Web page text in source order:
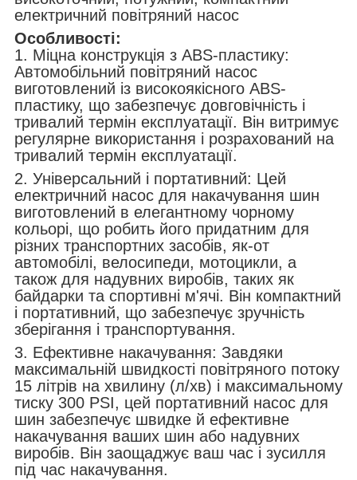
електричний повітряний насос
Особливості:
1. Міцна конструкція з ABS-пластику:
Автомобільний повітряний насос
виготовлений із високоякісного ABS-
пластику, що забезпечує довговічність і
тривалий термін експлуатації. Він витримує
регулярне використання і розрахований на
тривалий термін експлуатації.
2. Універсальний і портативний: Цей
електричний насос для накачування шин
виготовлений в елегантному чорному
кольорі, що робить його придатним для
різних транспортних засобів, як-от
автомобілі, велосипеди, мотоцикли, а
також для надувних виробів, таких як
байдарки та спортивні м'ячі. Він компактний
і портативний, що забезпечує зручність
зберігання і транспортування.
3. Ефективне накачування: Завдяки
максимальній швидкості повітряного потоку
15 літрів на хвилину (л/хв) і максимальному
тиску 300 PSI, цей портативний насос для
шин забезпечує швидке й ефективне
накачування ваших шин або надувних
виробів. Він заощаджує ваш час і зусилля
під час накачування.